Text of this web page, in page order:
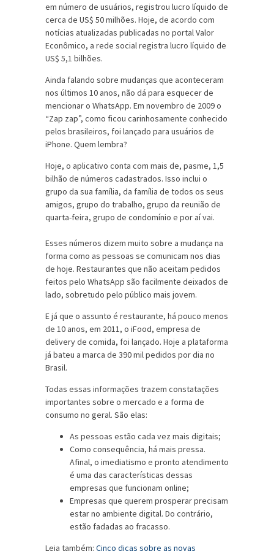
em número de usuários, registrou lucro líquido de
cerca de US$ 50 milhões. Hoje, de acordo com
notícias atualizadas publicadas no portal Valor
Econômico, a rede social registra lucro líquido de
US$ 5,1 bilhões.
Ainda falando sobre mudanças que aconteceram
nos últimos 10 anos, não dá para esquecer de
mencionar o WhatsApp. Em novembro de 2009 o
“Zap zap”, como ficou carinhosamente conhecido
pelos brasileiros, foi lançado para usuários de
iPhone. Quem lembra?
Hoje, o aplicativo conta com mais de, pasme, 1,5
bilhão de números cadastrados. Isso inclui o
grupo da sua família, da família de todos os seus
amigos, grupo do trabalho, grupo da reunião de
quarta-feira, grupo de condomínio e por aí vai.
Esses números dizem muito sobre a mudança na
forma como as pessoas se comunicam nos dias
de hoje. Restaurantes que não aceitam pedidos
feitos pelo WhatsApp são facilmente deixados de
lado, sobretudo pelo público mais jovem.
E já que o assunto é restaurante, há pouco menos
de 10 anos, em 2011, o iFood, empresa de
delivery de comida, foi lançado. Hoje a plataforma
já bateu a marca de 390 mil pedidos por dia no
Brasil.
Todas essas informações trazem constatações
importantes sobre o mercado e a forma de
consumo no geral. São elas:
As pessoas estão cada vez mais digitais;
Como consequência, há mais pressa.
Afinal, o imediatismo e pronto atendimento
é uma das características dessas
empresas que funcionam online;
Empresas que querem prosperar precisam
estar no ambiente digital. Do contrário,
estão fadadas ao fracasso.
Leia também: Cinco dicas sobre as novas